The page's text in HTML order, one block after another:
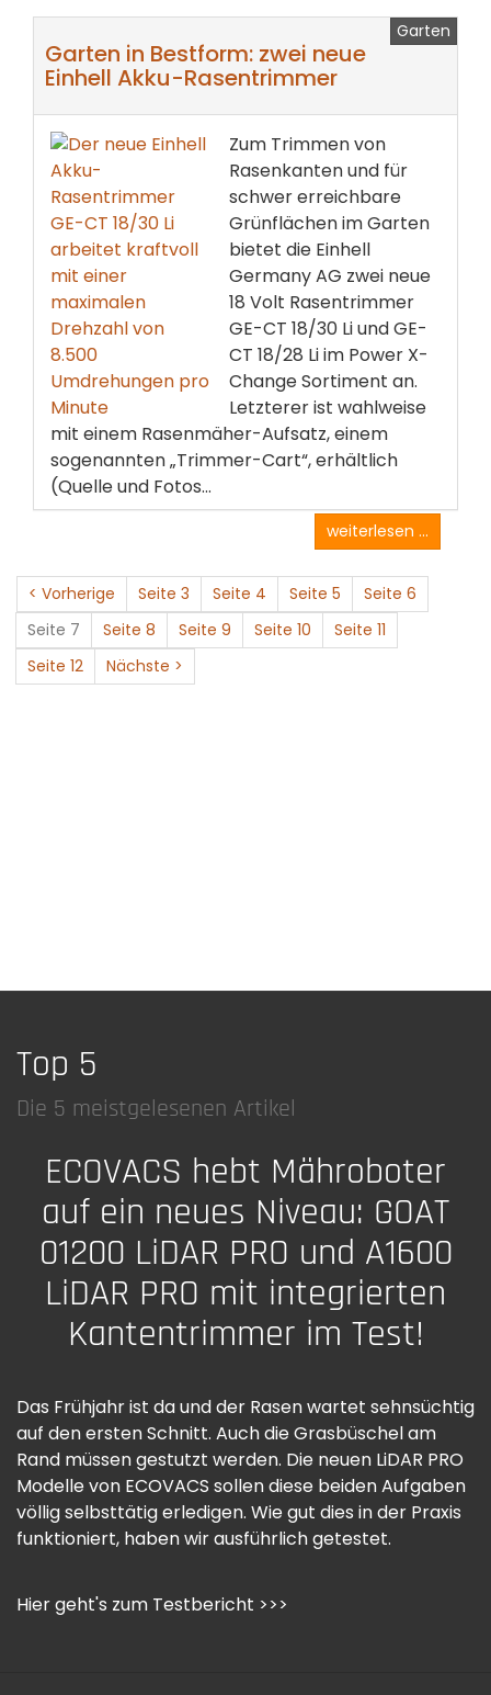
Garten
Garten in Bestform: zwei neue
Einhell Akku-Rasentrimmer
Zum Trimmen von
Rasenkanten und für
schwer erreichbare
Grünflächen im Garten
bietet die Einhell
Germany AG zwei neue
18 Volt Rasentrimmer
GE-CT 18/30 Li und GE-
CT 18/28 Li im Power X-
Change Sortiment an.
Letzterer ist wahlweise
mit einem Rasenmäher-Aufsatz, einem
sogenannten „Trimmer-Cart“, erhältlich
(Quelle und Fotos...
weiterlesen ...
< Vorherige Seite 3 Seite 4 Seite 5
Seite 6
Seite 7
Seite 8 Seite 9 Seite 10
Seite 11
Seite 12
Nächste >
Top 5
Die 5 meistgelesenen Artikel
ECOVACS hebt Mähroboter
auf ein neues Niveau: GOAT
01200 LiDAR PRO und A1600
LiDAR PRO mit integrierten
Kantentrimmer im Test!
Das Frühjahr ist da und der Rasen wartet sehnsüchtig
auf den ersten Schnitt. Auch die Grasbüschel am
Rand müssen gestutzt werden. Die neuen LiDAR PRO
Modelle von ECOVACS sollen diese beiden Aufgaben
völlig selbsttätig erledigen. Wie gut dies in der Praxis
funktioniert, haben wir ausführlich getestet.
Hier geht's zum Testbericht >>>